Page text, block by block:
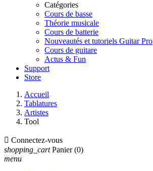
Catégories
Cours de basse
Théorie musicale
Cours de batterie
Nouveautés et tutoriels Guitar Pro
Cours de guitare
Actus & Fun
Support
Store
Accueil
Tablatures
Artistes
Tool
 Connectez-vous
shopping_cart Panier (0)
menu